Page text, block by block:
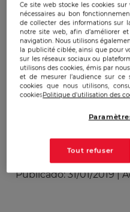
Publicado: 31/01/2019|
Ce site web stocke les cookies
nécessaires au bon
de collecter des informations sur
notre site web, afin d’améliorer
navigation. Nous utilisons
la publicité ciblée, ainsi que pour
sur les réseaux sociaux ou
utilisons des cookies, émis par
et de mesurer l’audience sur
cookies que nous utilisons,
cookiesPolitique d'utilisation des
Tout refuser